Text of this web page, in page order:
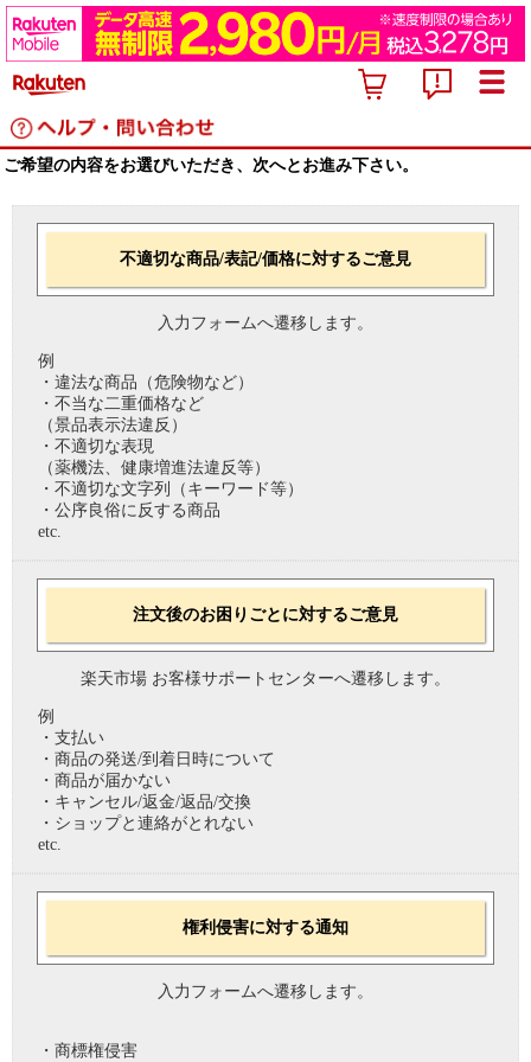
ご希望の内容をお選びいただき、次へとお進み下さい。
不適切な商品/表記/価格に対するご意見
入力フォームへ遷移します。
例
・違法な商品（危険物など）
・不当な二重価格など
（景品表示法違反）
・不適切な表現
（薬機法、健康増進法違反等）
・不適切な文字列（キーワード等）
・公序良俗に反する商品
etc.
注文後のお困りごとに対するご意見
楽天市場 お客様サポートセンターへ遷移します。
例
・支払い
・商品の発送/到着日時について
・商品が届かない
・キャンセル/返金/返品/交換
・ショップと連絡がとれない
etc.
権利侵害に対する通知
入力フォームへ遷移します。
・商標権侵害